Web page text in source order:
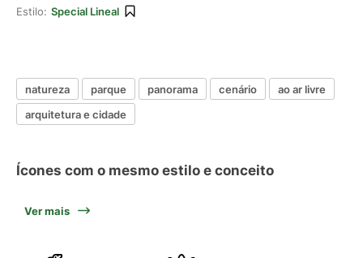
Estilo: Special Lineal
natureza parque panorama cenário
ao ar livre
arquitetura e cidade
Ícones com o mesmo estilo e conceito
Ver mais